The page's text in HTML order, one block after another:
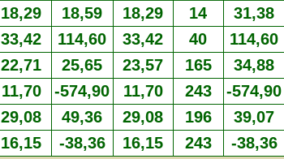
18,29 18,59 18,29 14 31,38
33,42 114,60 33,42 40 114,60
22,71 25,65 23,57 165 34,88
11,70 -574,90 11,70 243 -574,90
29,08 49,36 29,08 196 39,07
16,15 -38,36 16,15 243 -38,36